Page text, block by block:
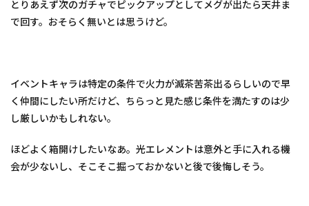
とりあえず次のガチャでピックアップとしてメグが出たら天井ま
で回す。おそらく無いとは思うけど。
イベントキャラは特定の条件で火力が滅茶苦茶出るらしいので早
く仲間にしたい所だけど、ちらっと見た感じ条件を満たすのは少
し厳しいかもしれない。
ほどよく箱開けしたいなあ。光エレメントは意外と手に入れる機
会が少ないし、そこそこ掘っておかないと後で後悔しそう。